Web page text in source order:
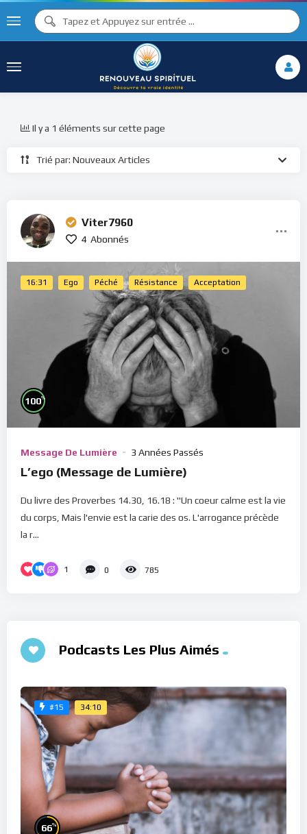
Trié par: Nouveaux Articles
Il y a 1 éléments sur cette page
Viter7960
4 Abonnés
16:31 Ego Péché Résistance Acceptation
100%
Message De Lumière 3 Années Passés
L’ego (Message de Lumière)
Du livre des Proverbes 14.30, 16.18 : "Un coeur calme est la vie
du corps, Mais l'envie est la carie des os. L'arrogance précède
la r...
1 0 785
Podcasts Les Plus Aimés
#15 34:10
66%